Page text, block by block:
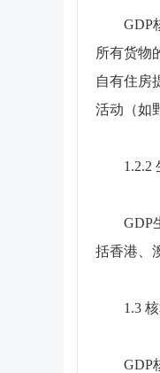
GDP核
所有货物
自有住房
活动（如
1.2.2
GDP生
括香港、
1.3 核
GDP核